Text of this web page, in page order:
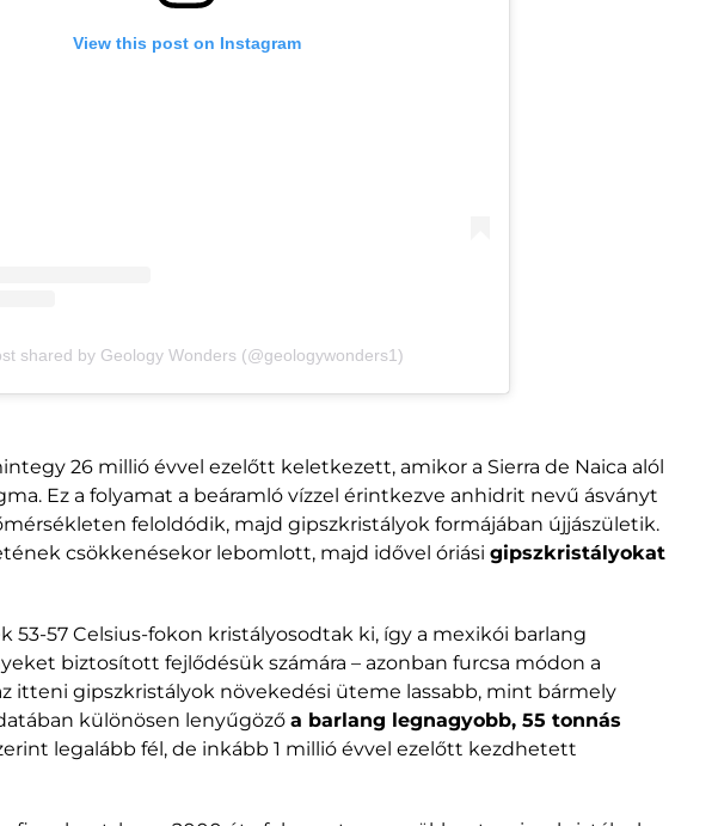
View this post on Instagram
shared by Geology Wonders (@geologywonders1)
26 millió évvel ezelőtt keletkezett, amikor a Sierra de Naica alól
Ez a folyamat a beáramló vízzel érintkezve anhidrit nevű ásványt
feloldódik, majd gipszkristályok formájában újjászületik.
csökkenésekor lebomlott, majd idővel óriási gipszkristályokat
53-57 Celsius-fokon kristályosodtak ki, így a mexikói barlang
biztosított fejlődésük számára – azonban furcsa módon a
itteni gipszkristályok növekedési üteme lassabb, mint bármely
különösen lenyűgöző a barlang legnagyobb, 55 tonnás
legalább fél, de inkább 1 millió évvel ezelőtt kezdhetett